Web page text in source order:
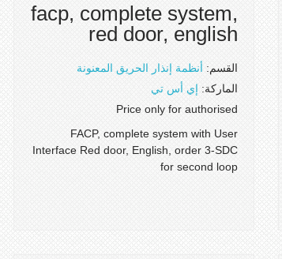
facp, complete system,
red door, english
القسم: أنظمة إنذار الحريق المعنونة
الماركة: إي أس تي
Price only for authorised
FACP, complete system with User
Interface Red door, English, order 3-SDC
for second loop